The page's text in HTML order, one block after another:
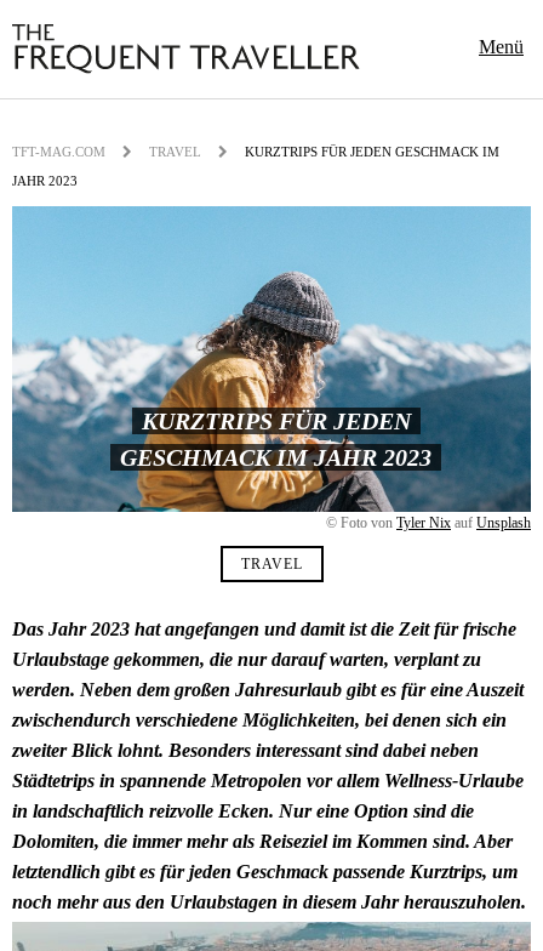
Menü
TFT-MAG.COM TRAVEL
KURZTRIPS FÜR JEDEN GESCHMACK IM
JAHR 2023
KURZTRIPS FÜR JEDEN
GESCHMACK IM JAHR 2023
© Foto von Tyler Nix auf Unsplash
TRAVEL
Das Jahr 2023 hat angefangen und damit ist die Zeit für frische
Urlaubstage gekommen, die nur darauf warten, verplant zu
werden. Neben dem großen Jahresurlaub gibt es für eine Auszeit
zwischendurch verschiedene Möglichkeiten, bei denen sich ein
zweiter Blick lohnt. Besonders interessant sind dabei neben
Städtetrips in spannende Metropolen vor allem Wellness-Urlaube
in landschaftlich reizvolle Ecken. Nur eine Option sind die
Dolomiten, die immer mehr als Reiseziel im Kommen sind. Aber
letztendlich gibt es für jeden Geschmack passende Kurztrips, um
noch mehr aus den Urlaubstagen in diesem Jahr herauszuholen.